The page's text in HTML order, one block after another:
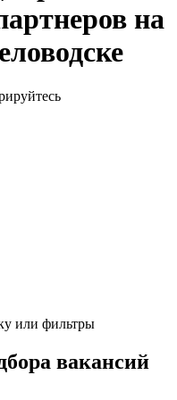
на
или фильтры
вакансий